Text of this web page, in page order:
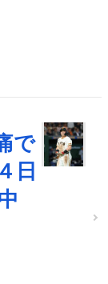
で
日